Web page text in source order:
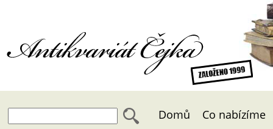
Antikvariát Čejka
Domů Co nabízíme